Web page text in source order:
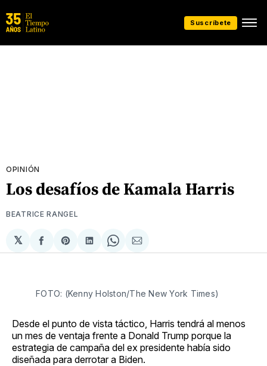
Suscríbete
OPINIÓN
Los desafíos de Kamala Harris
BEATRICE RANGEL
𝕏
Compartir
en
Share
on
Compartir
en
Share
on
Compartir
via
FOTO: (Kenny Holston/The New York Times)
Desde el punto de vista táctico, Harris tendrá al menos
un mes de ventaja frente a Donald Trump porque la
estrategia de campaña del ex presidente había sido
diseñada para derrotar a Biden.